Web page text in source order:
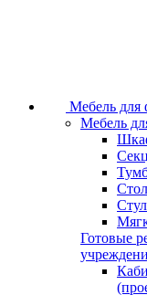
Мебель для
Мебель
Готовые